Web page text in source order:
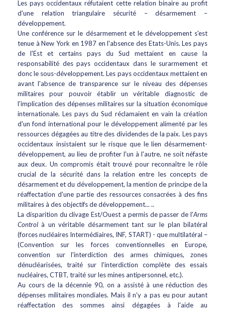
Les pays occidentaux réfutaient cette relation binaire au profit
d'une relation triangulaire sécurité – désarmement –
développement.
Une conférence sur le désarmement et le développement s'est
tenue à New York en 1987 en l'absence des Etats-Unis. Les pays
de l'Est et certains pays du Sud mettaient en cause la
responsabilité des pays occidentaux dans le surarmement et
donc le sous-développement. Les pays occidentaux mettaient en
avant l'absence de transparence sur le niveau des dépenses
militaires pour pouvoir établir un véritable diagnostic de
l'implication des dépenses militaires sur la situation économique
internationale. Les pays du Sud réclamaient en vain la création
d'un fond international pour le développement alimenté par les
ressources dégagées au titre des dividendes de la paix. Les pays
occidentaux insistaient sur le risque que le lien désarmement-
développement, au lieu de profiter l'un à l'autre, ne soit néfaste
aux deux. Un compromis était trouvé pour reconnaître le rôle
crucial de la sécurité dans la relation entre les concepts de
désarmement et du développement, la mention de principe de la
réaffectation d'une partie des ressources consacrées à des fins
militaires à des objectifs de développement... ..
La disparition du clivage Est/Ouest a permis de passer de l'Arms
Control à un véritable désarmement tant sur le plan bilatéral
(forces nucléaires Intermédiaires, INF, START) - que multilatéral –
(Convention sur les forces conventionnelles en Europe,
convention sur l'interdiction des armes chimiques, zones
dénucléarisées, traité sur l'interdiction complète des essais
nucléaires, CTBT, traité sur les mines antipersonnel, etc.).
Au cours de la décennie 90, on a assisté à une réduction des
dépenses militaires mondiales. Mais il n'y a pas eu pour autant
réaffectation des sommes ainsi dégagées à l'aide au